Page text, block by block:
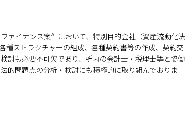
ァイナンス案件において、特別目的会社（資産流動化法
種ストラクチャーの組成、各種契約書等の作成、契約交
討も必要不可欠であり、所内の会計士・税理士等と協働
的問題点の分析・検討にも積極的に取り組んでおりま